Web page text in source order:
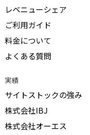
レベニューシェア
ご利用ガイド
料金について
よくある質問
実績
サイトストックの強み
株式会社IBJ
株式会社オーエス